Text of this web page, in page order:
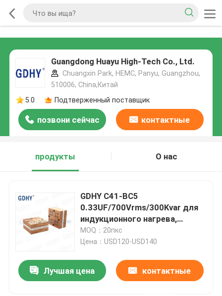
Guangdong Huayu High-Tech Co., Ltd.
Chuangxin Park, HEMC, Panyu, Guangzhou,
510006, China,Китай
5.0
Подтверженный поставщик
позвони сейчас контактные
продукты
О нас
GDHY C41-BC5
0.33UF/700Vrms/300Kvar для
индукционного нагрева,
аналогичный Alcon FP-8-300-
4H и Celem CSP305B,
конденсатор и конденсатор с
воздушным охлаждением
MOQ：20пкс
Цена：USD120-USD140
Лучшая цена контактные